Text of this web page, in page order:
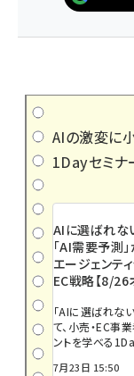
AIの激変に
1Dayセミナ
AIに選ばれな
「AI需要予測
エージェンテ
EC戦略【8/26
「AIに選ばれな
て、小売・EC事
ントを学べる
7月23日 15:50